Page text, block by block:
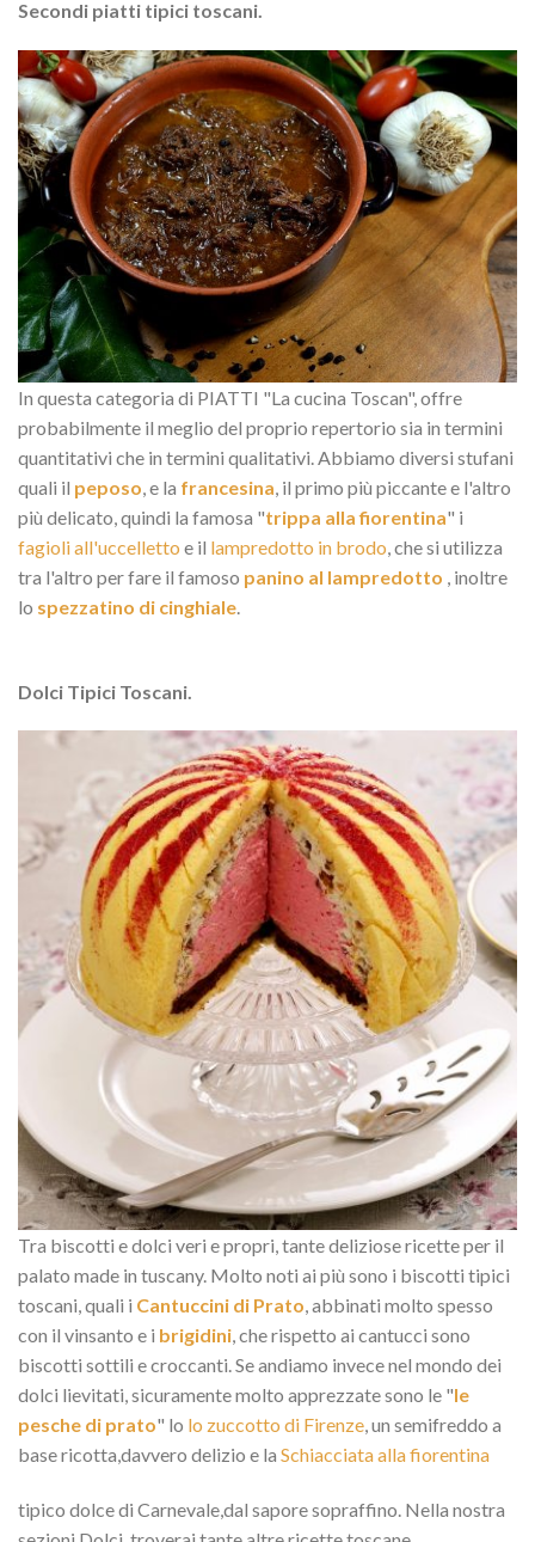
Secondi piatti tipici toscani.
In questa categoria di PIATTI "La cucina Toscan", offre
probabilmente il meglio del proprio repertorio sia in termini
quantitativi che in termini qualitativi. Abbiamo diversi stufani
quali il peposo, e la francesina, il primo più piccante e l'altro
più delicato, quindi la famosa "trippa alla fiorentina" i
fagioli all'uccelletto e il lampredotto in brodo, che si utilizza
tra l'altro per fare il famoso panino al lampredotto , inoltre
lo spezzatino di cinghiale.
Dolci Tipici Toscani.
Tra biscotti e dolci veri e propri, tante deliziose ricette per il
palato made in tuscany. Molto noti ai più sono i biscotti tipici
toscani, quali i Cantuccini di Prato, abbinati molto spesso
con il vinsanto e i brigidini, che rispetto ai cantucci sono
biscotti sottili e croccanti. Se andiamo invece nel mondo dei
dolci lievitati, sicuramente molto apprezzate sono le "le
pesche di prato" lo lo zuccotto di Firenze, un semifreddo a
base ricotta,davvero delizio e la Schiacciata alla fiorentina
tipico dolce di Carnevale,dal sapore sopraffino. Nella nostra